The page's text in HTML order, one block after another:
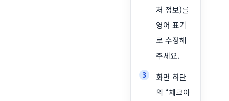
처 정보)를
영어 표기
로 수정해
주세요.
화면 하단
의 “체크아